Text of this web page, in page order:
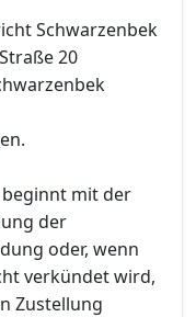
Schwarzenbek
20
beginnt mit der
der
oder, wenn
verkündet wird,
Zustellung